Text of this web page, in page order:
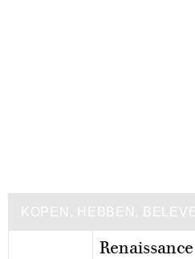
KOPEN, HEBBEN,
Renaissance